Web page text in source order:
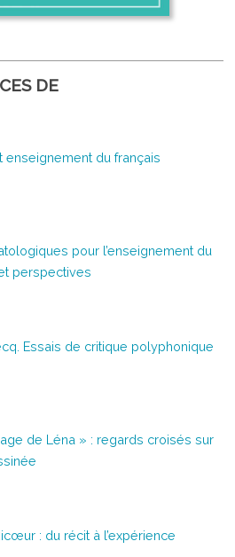
DE
enseignement du français
pour l’enseignement du
perspectives
Essais de critique polyphonique
de Léna » : regards croisés sur
: du récit à l’expérience